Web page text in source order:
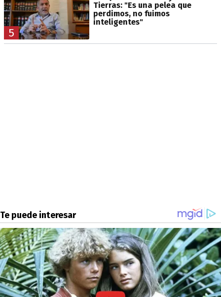
5
Tierras: "Es una pelea que
perdimos, no fuimos
inteligentes"